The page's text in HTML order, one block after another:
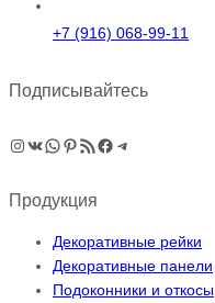
+7 (916) 068-99-11
Подписывайтесь
Instagram
ВКонтакте
WhatsApp
Pinterest
RSS-рассылка
Facebook
Telegram
Продукция
Декоративные рейки
Декоративные панели
Подоконники и откосы